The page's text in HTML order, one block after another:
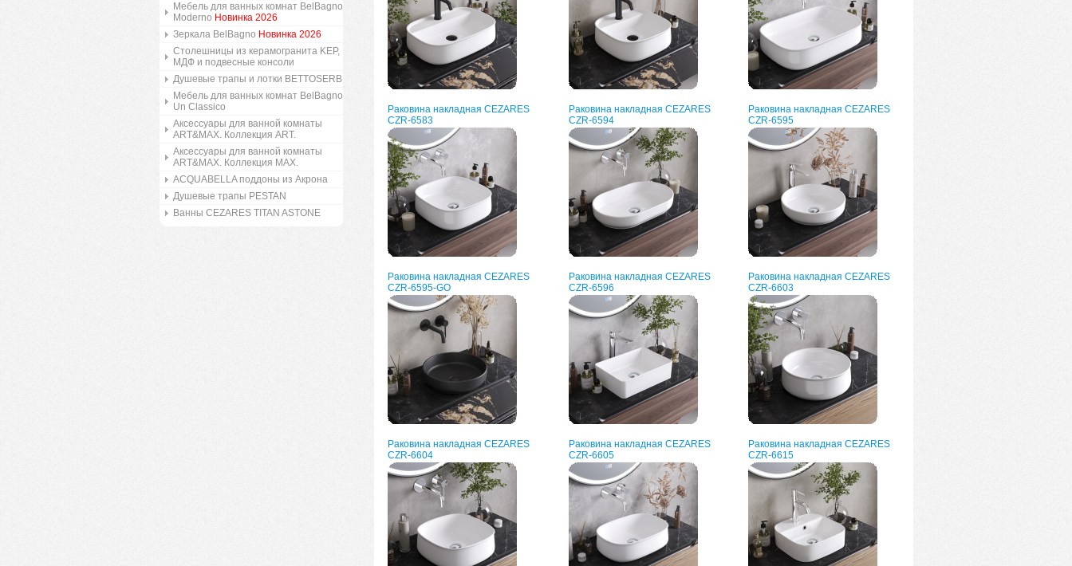
Мебель для ванных комнат BelBagno
Moderno Новинка 2026
Зеркала BelBagno Новинка 2026
Столешницы из керамогранита KEP,
МДФ и подвесные консоли
Душевые трапы и лотки BETTOSERB
Мебель для ванных комнат BelBagno
Un Classico
Аксессуары для ванной комнаты
ART&MAX. Коллекция ART.
Аксессуары для ванной комнаты
ART&MAX. Коллекция MAX.
ACQUABELLA поддоны из Акрона
Душевые трапы PESTAN
Ванны CEZARES TITAN ASTONE
Раковина накладная CEZARES
CZR-6583
Раковина накладная CEZARES
CZR-6594
Раковина накладная CEZARES
CZR-6595
Раковина накладная CEZARES
CZR-6595-GO
Раковина накладная CEZARES
CZR-6596
Раковина накладная CEZARES
CZR-6603
Раковина накладная CEZARES
CZR-6604
Раковина накладная CEZARES
CZR-6605
Раковина накладная CEZARES
CZR-6615